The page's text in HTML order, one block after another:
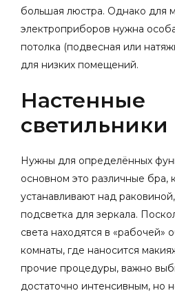
большая люстра. Однако для
электроприборов нужна
потолка (подвесная или
для низких помещений.
Настенные
светильники
Нужны для определённых
основном это различные бра,
устанавливают над
подсветка для зеркала.
света находятся в «рабочей»
комнаты, где наносится
прочие процедуры, важно
достаточно интенсивным, но